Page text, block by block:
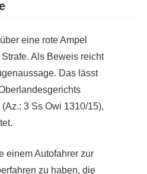
eine rote Ampel
Als Beweis reicht
Das lässt
3 Ss Owi 1310/15),
einem Autofahrer zur
zu haben, die